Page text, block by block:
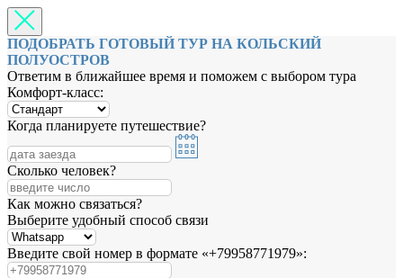
ПОДОБРАТЬ ГОТОВЫЙ ТУР НА КОЛЬСКИЙ
ПОЛУОСТРОВ
Ответим в ближайшее время и поможем с выбором тура
Комфорт-класс:
Когда планируете путешествие?
Сколько человек?
Как можно связаться?
Выберите удобный способ связи
Введите свой номер в формате «+79958771979»: